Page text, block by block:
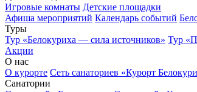
Игровые комнаты Детские площадки
Афиша мероприятий Календарь событий
Туры
Тур «Белокуриха — сила источников» Тур
Акции
О нас
О курорте Сеть санаториев «Курорт
Санатории